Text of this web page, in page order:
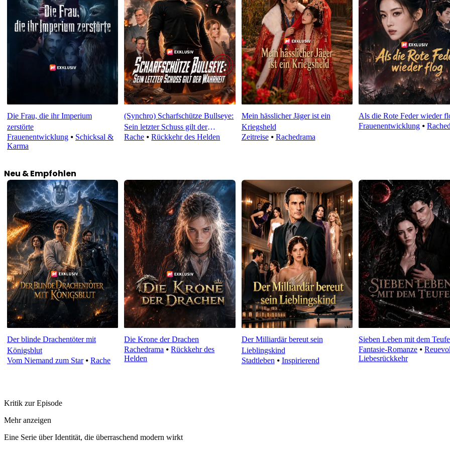
Die Frau, die ihr Imperium
zerstörte
Frauenentwicklung ⦁ Schicksal &
Karma
(Synchro) Scharfschütze Bullseye:
Sein letzter Schuss gilt der
Wahrheit
Rache ⦁Rückkehr des Helden
Mein hässlicher Jäger ist ein
Kriegsheld
Zeitreise⦁ Rachedrama
Als die Rote Feder wieder
Frauenentwicklung⦁
Neu & Empfohlen
Der blinde Drachentöter mit
Königsblut
Vom Niemand zum Star⦁ Rache
Die Krone der Drachen
Rachedrama ⦁Rückkehr des
Helden
Der Milliardär bereut sein
Lieblingskind
Stadtleben ⦁ Inspirierend
Sieben Leben mit dem
Fantasie-Romanze⦁
Liebesrückkehr
Kritik zur Episode
Mehr anzeigen
Eine Serie über Identität, die überraschend modern wirkt